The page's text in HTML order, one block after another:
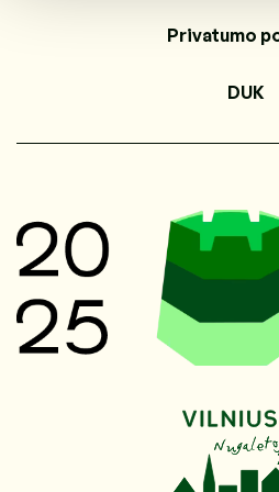
Privatumo
DUK